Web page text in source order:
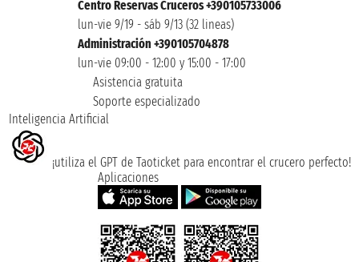
Centro Reservas Cruceros +390105733006
lun-vie 9/19 - sáb 9/13 (32 lineas)
Administración +390105704878
lun-vie 09:00 - 12:00 y 15:00 - 17:00
Asistencia gratuita
Soporte especializado
Inteligencia Artificial
¡utiliza el GPT de Taoticket para encontrar el crucero perfecto!
Aplicaciones